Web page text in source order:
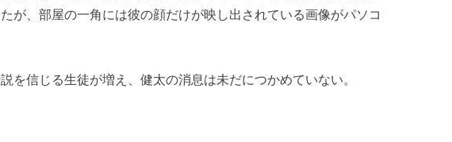
が、部屋の一角には彼の顔だけが映し出されている画像がパソコ
を信じる生徒が増え、健太の消息は未だにつかめていない。